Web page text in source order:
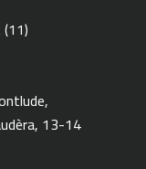
13-14